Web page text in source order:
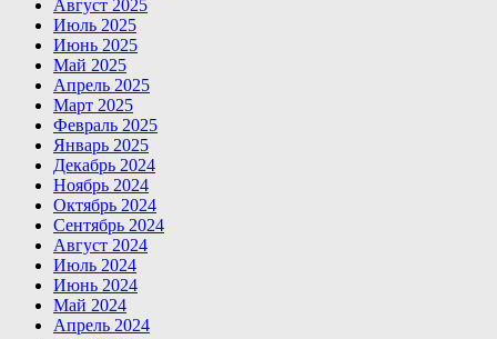
Август 2025
Июль 2025
Июнь 2025
Май 2025
Апрель 2025
Март 2025
Февраль 2025
Январь 2025
Декабрь 2024
Ноябрь 2024
Октябрь 2024
Сентябрь 2024
Август 2024
Июль 2024
Июнь 2024
Май 2024
Апрель 2024